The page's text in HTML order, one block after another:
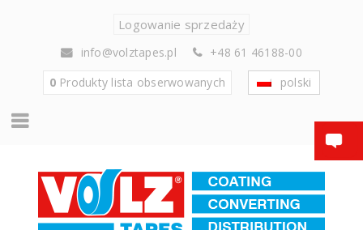
Logowanie sprzedaży
info@volztapes.pl
+48 61 46188-00
0Produkty lista obserwowanych polski